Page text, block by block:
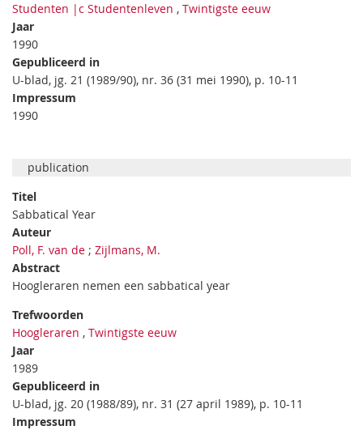
Studenten |c Studentenleven , Twintigste eeuw
Jaar
1990
Gepubliceerd in
U-blad, jg. 21 (1989/90), nr. 36 (31 mei 1990), p. 10-11
Impressum
1990
publication
Titel
Sabbatical Year
Auteur
Poll, F. van de ; Zijlmans, M.
Abstract
Hoogleraren nemen een sabbatical year
Trefwoorden
Hoogleraren , Twintigste eeuw
Jaar
1989
Gepubliceerd in
U-blad, jg. 20 (1988/89), nr. 31 (27 april 1989), p. 10-11
Impressum